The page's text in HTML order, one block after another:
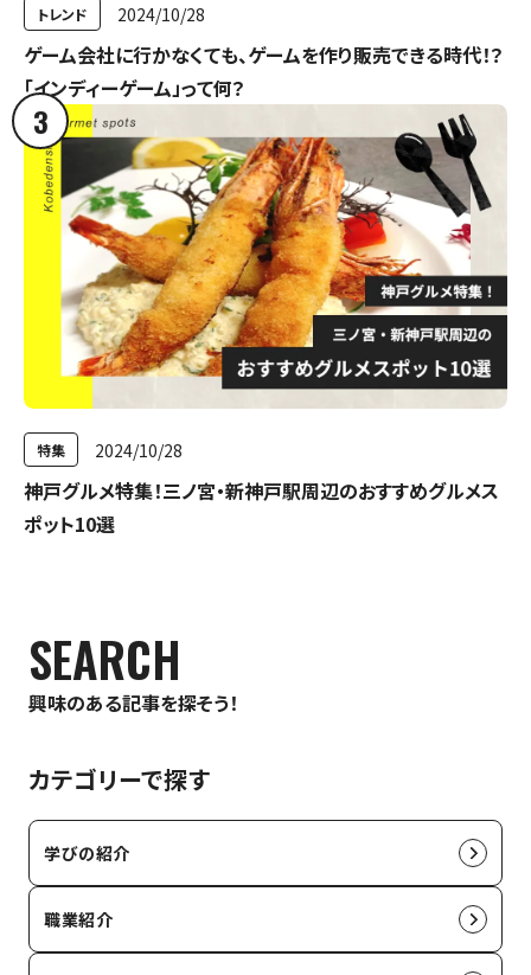
トレンド 2024/10/28
ゲーム会社に行かなくても、ゲームを作り販売できる時代！？
「インディーゲーム」って何？
3
特集 2024/10/28
神戸グルメ特集！三ノ宮・新神戸駅周辺のおすすめグルメス
ポット10選
SEARCH
興味のある記事を探そう！
カテゴリーで探す
学びの紹介
職業紹介